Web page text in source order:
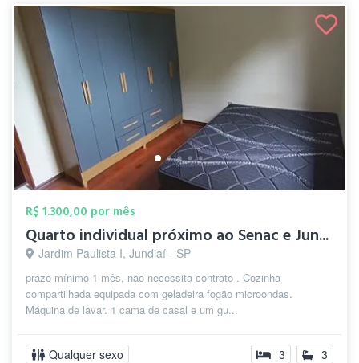
R$ 1.300,00 por mês
Quarto individual próximo ao Senac e Jun...
Jardim Paulista I, Jundiaí - SP
prazo mínimo 1 mês, não necessita contrato . Cozinha
compartilhada equipada com geladeira fogão microondas.
Máquina de lavar. 1 cama de casal e um gu...
Qualquer sexo 3 3